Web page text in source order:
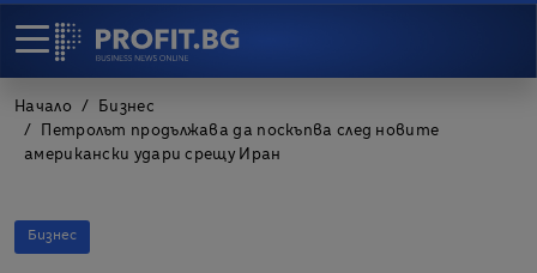
Начало
Бизнес
Петролът продължава да поскъпва след новите
американски удари срещу Иран
Бизнес